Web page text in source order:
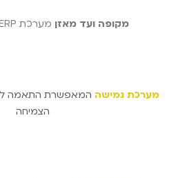
מקופה ועד מאזן מערכת ERP והנה"ח מקיפה
מערכת גמישה המאפשרת התאמה
הצמיחה